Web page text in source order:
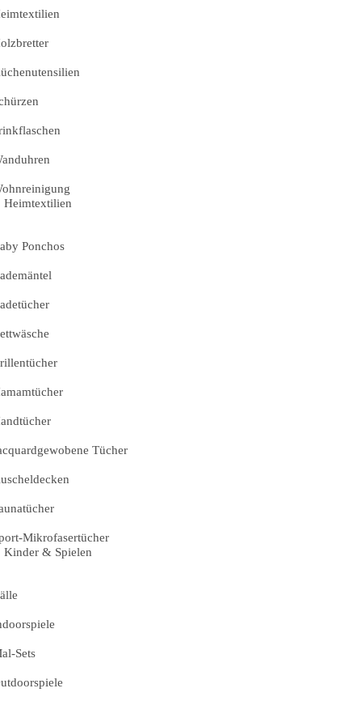
Heimtextilien
Ponchos
Tücher
Mikrofasertücher
Kinder & Spielen
Sets